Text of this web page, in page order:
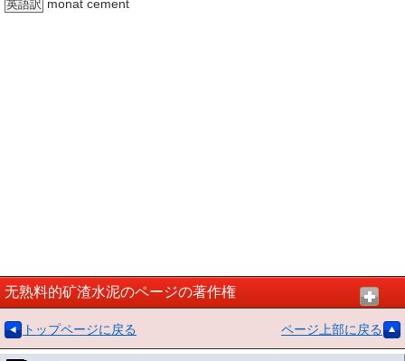
英語訳 monat cement
无熟料的矿渣水泥のページの著作権
トップページに戻る ページ上部に戻る